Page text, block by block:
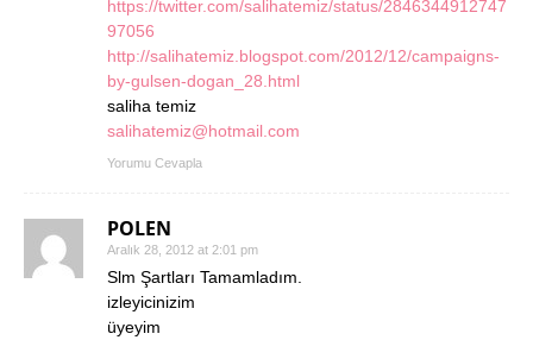
https://twitter.com/salihatemiz/status/2846344912747
97056
http://salihatemiz.blogspot.com/2012/12/campaigns-
by-gulsen-dogan_28.html
saliha temiz
salihatemiz@hotmail.com
Yorumu Cevapla
POLEN
Aralık 28, 2012 at 2:01 pm
Slm Şartları Tamamladım.
izleyicinizim
üyeyim